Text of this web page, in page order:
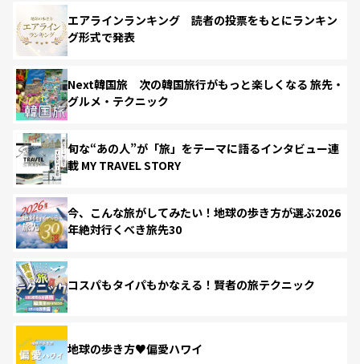
エアラインランキング 読者の投票をもとにランキン
グ形式で発表
Next韓国旅 次の韓国旅行がもっと楽しくなる 旅先・
グルメ・テクニック
旬な“あの人”が「旅」をテーマに語るインタビュー連
載 MY TRAVEL STORY
今、こんな旅がしてみたい！地球の歩き方が選ぶ2026
年絶対行くべき旅先30
コスパもタイパもかなえる！賢者の旅テクニック
地球の歩き方♥偏愛ハワイ